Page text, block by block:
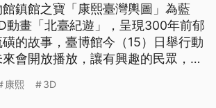
鎮館之寶「康熙臺灣輿圖」為藍
動畫「北臺紀遊」，呈現300年前郁
的故事，臺博館今（15）日舉行動
會開放播放，讓有興趣的民眾，認
康熙 3D